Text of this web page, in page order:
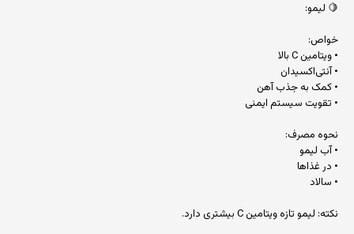
🍋 لیمو:
خواص:
• ویتامین C بالا
• آنتی‌اکسیدان
• کمک به جذب آهن
• تقویت سیستم ایمنی
نحوه مصرف:
• آب لیمو
• در غذاها
• سالاد
نکته: لیمو تازه ویتامین C بیشتری دارد.